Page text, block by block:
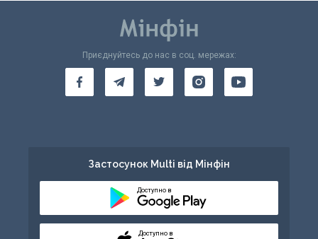
Приєднуйтесь до нас в соц. мережах:
Застосунок Multi від Мінфін
Доступно в
Доступно в